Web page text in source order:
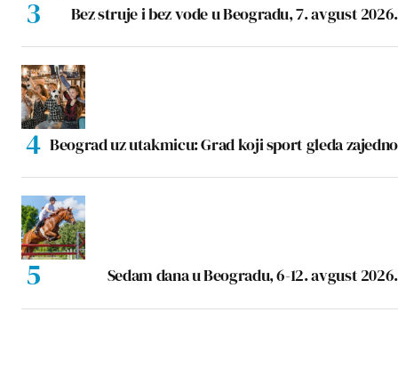
Bez struje i bez vode u Beogradu, 7. avgust 2026.
Beograd uz utakmicu: Grad koji sport gleda zajedno
Sedam dana u Beogradu, 6-12. avgust 2026.